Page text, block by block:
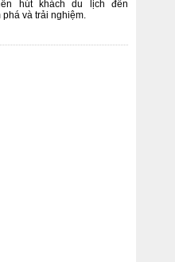
hút khách du lịch đến
phá và trải nghiệm.